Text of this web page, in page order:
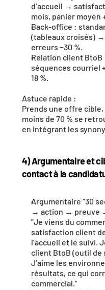
d’accueil →
mois, panier moyen
Back-office :
(tableaux croisés)
erreurs −30 %.
Relation client
séquences courriel
18 %.
Astuce rapide :
Prends une offre
moins de 70 % se
en intégrant les
4) Argumentaire et
contact à la
Argumentaire “30
→ action → preuve
“Je viens du
satisfaction client
l’accueil et le suivi.
client BtoB (outil de
J’aime les
résultats, ce qui
commercial.”